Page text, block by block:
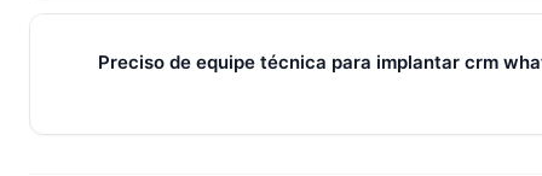
Métricas de processo (tempo de resposta, follow-up)
Preciso de equipe técnica para implantar crm